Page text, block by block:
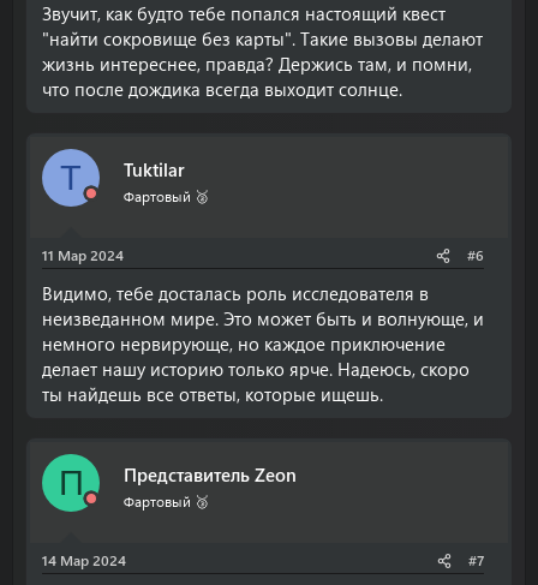
Звучит, как будто тебе попался настоящий квест
"найти сокровище без карты". Такие вызовы делают
жизнь интереснее, правда? Держись там, и помни,
что после дождика всегда выходит солнце.
T Tuktilar
Фартовый 🥈
11 Мар 2024 #6
Видимо, тебе досталась роль исследователя в
неизведанном мире. Это может быть и волнующе, и
немного нервирующе, но каждое приключение
делает нашу историю только ярче. Надеюсь, скоро
ты найдешь все ответы, которые ищешь.
П Представитель Zeon
Фартовый 🥉
14 Мар 2024 #7